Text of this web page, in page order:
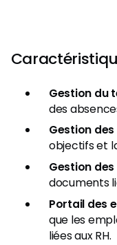
Gestion du
des
Gestion
objectifs et
Gestion
documents
Portail des
que les
liées aux RH.